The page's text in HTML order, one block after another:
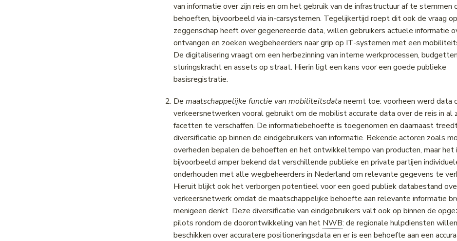
van informatie over zijn reis en om het gebruik van de infrastructuur af te stemmen
behoeften, bijvoorbeeld via in-carsystemen. Tegelijkertijd roept dit ook de vraag
zeggenschap heeft over gegenereerde data, willen gebruikers actuele informatie
ontvangen en zoeken wegbeheerders naar grip op IT-systemen met een
De digitalisering vraagt om een herbezinning van interne werkprocessen,
sturingskracht en assets op straat. Hierin ligt een kans voor een goede publieke
basisregistratie.
De maatschappelijke functie van mobiliteitsdataneemt toe: voorheen werd data
verkeersnetwerken vooral gebruikt om de mobilist accurate data over de reis in al
facetten te verschaffen. De informatiebehoefte is toegenomen en daarnaast
diversificatie op binnen de eindgebruikers van informatie. Bekende actoren zoals
overheden bepalen de behoeften en het ontwikkeltempo van producten, maar het
bijvoorbeeld amper bekend dat verschillende publieke en private partijen
onderhouden met alle wegbeheerders in Nederland om relevante gegevens te
Hieruit blijkt ook het verborgen potentieel voor een goed publiek databestand
verkeersnetwerk omdat de maatschappelijke behoefte aan relevante informatie
menigeen denkt. Deze diversificatie van eindgebruikers valt ook op binnen de
pilots rondom de doorontwikkeling van het NWB: de regionale hulpdiensten
beschikken over accuratere positioneringsdata en er is een behoefte aan een